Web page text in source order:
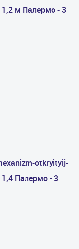
м Палермо - 3
Палермо - 3